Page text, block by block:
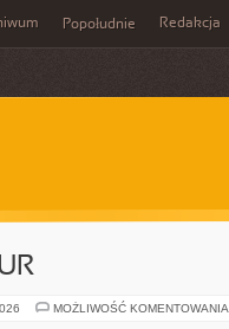
Popołudnie Redakcja
MOŻLIWOŚĆ KOMENTOWANIA